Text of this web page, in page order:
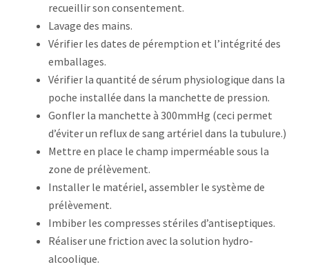
recueillir son consentement.
Lavage des mains.
Vérifier les dates de péremption et l’intégrité des
emballages.
Vérifier la quantité de sérum physiologique dans la
poche installée dans la manchette de pression.
Gonfler la manchette à 300mmHg (ceci permet
d’éviter un reflux de sang artériel dans la tubulure.)
Mettre en place le champ imperméable sous la
zone de prélèvement.
Installer le matériel, assembler le système de
prélèvement.
Imbiber les compresses stériles d’antiseptiques.
Réaliser une friction avec la solution hydro-
alcoolique.